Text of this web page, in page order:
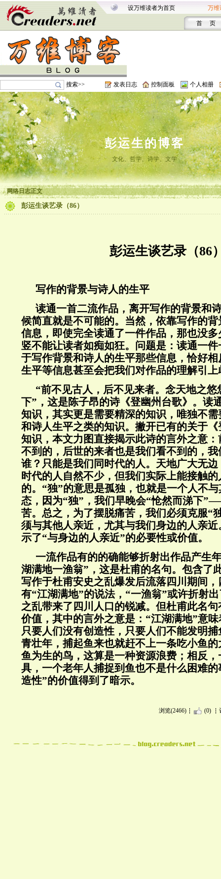
设万维读者为首页 万维
首 页
搜索>> 发表日志 控制面板 个人相册
彭运生的博客
文化、哲学、诗学、文学
网络日志正文
彭运生谈艺录（86）
彭运生谈艺录（86
写作的背景与诗人的生平
读通一首二流作品，离开写作的背景和
候简直就是不可能的。当然，依靠写作的
信息，即使完全读通了一件作品，那也没
竖不能让读者如痴如狂。问题是：读通一
于写作背景和诗人的生平那些信息，恰好
生平等信息甚至会把我们对作品的理解引上
“前不见古人，后不见来者。念天地之悠
下”，这是陈子昂的诗《登幽州台歌》。读
知识，其实更是需要精深的知识，唯独不
和诗人生平之类的知识。撇开已有的关于
知识，本文力图直接揭示此诗的言外之意
不到的，后世的来者也是我们看不到的，
谁？只能是我们同时代的人。天地广大无
时代的人自然不少，但我们实际上能接触
的。“独”的意思是孤独，也就是一个人不
态，因为“独”，我们早晚会“怆然而涕下
苦。总之，为了摆脱痛苦，我们必须克服“
须与其他人亲近，尤其与我们身边的人亲
示了“与身边的人亲近”的必要性或价值。
一流作品有的的确能够折射出作品产生
湖满地一渔翁”，这是杜甫的名句。包含了
写作于杜甫安史之乱爆发后流落四川期间
有“江湖满地”的说法，“一渔翁”或许折射
之乱带来了四川人口的锐减。但杜甫此名
价值，其中的言外之意是：“江湖满地”意
只要人们没有创造性，只要人们不能发明
青壮年，捕起鱼来也就赶不上一条吃小鱼
鱼为生的鸟，这算是一种资源浪费；相反
具，一个老年人捕捉到鱼也不是什么困难
造性”的价值得到了暗示。
浏览(2466) (0)